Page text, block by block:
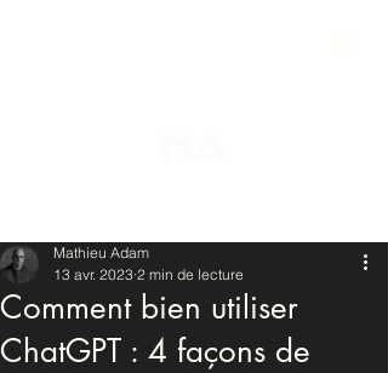
Comment bien utiliser
ChatGPT : 4 façons de
Mathieu Adam
13 avr. 2023 2 min de lecture